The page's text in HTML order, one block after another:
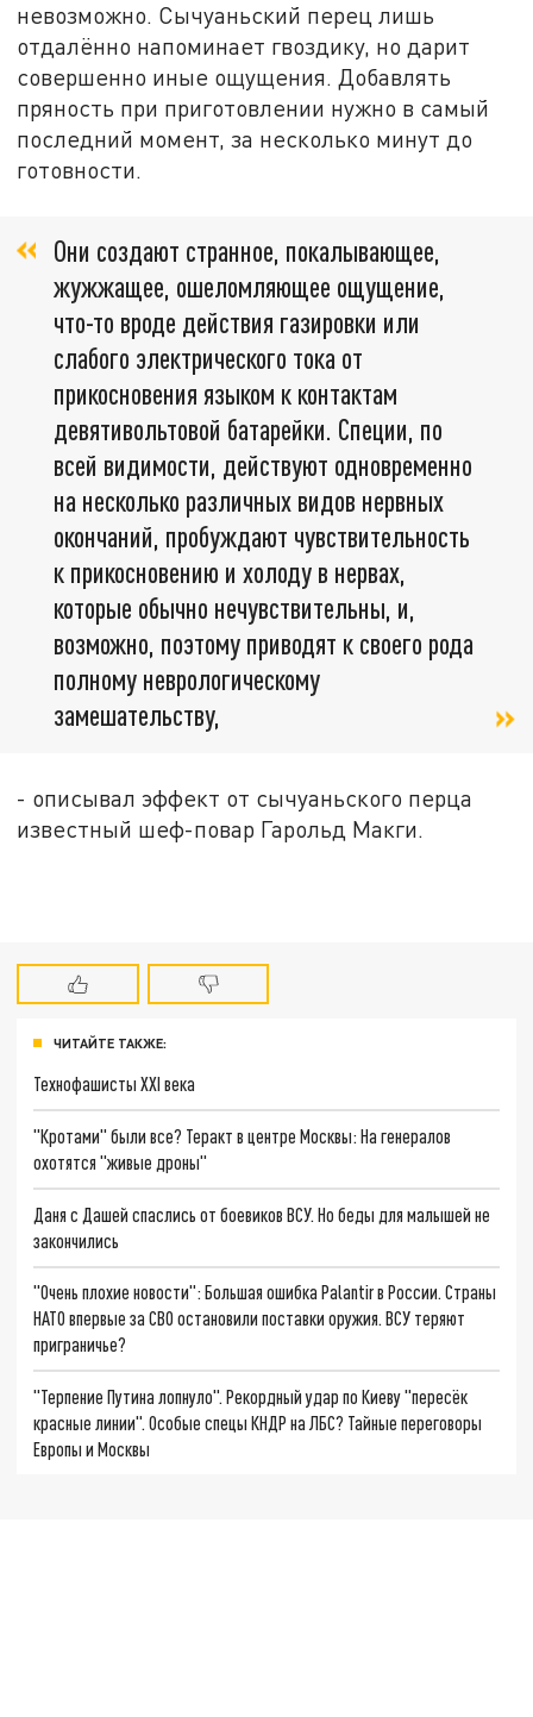
невозможно. Сычуаньский перец лишь
отдалённо напоминает гвоздику, но дарит
совершенно иные ощущения. Добавлять
пряность при приготовлении нужно в самый
последний момент, за несколько минут до
готовности.
Они создают странное, покалывающее,
жужжащее, ошеломляющее ощущение,
что-то вроде действия газировки или
слабого электрического тока от
прикосновения языком к контактам
девятивольтовой батарейки. Специи, по
всей видимости, действуют одновременно
на несколько различных видов нервных
окончаний, пробуждают чувствительность
к прикосновению и холоду в нервах,
которые обычно нечувствительны, и,
возможно, поэтому приводят к своего рода
полному неврологическому
замешательству,
- описывал эффект от сычуаньского перца
известный шеф-повар Гарольд Макги.
ЧИТАЙТЕ ТАКЖЕ:
Технофашисты XXI века
"Кротами" были все? Теракт в центре Москвы: На генералов
охотятся "живые дроны"
Даня с Дашей спаслись от боевиков ВСУ. Но беды для малышей не
закончились
"Очень плохие новости": Большая ошибка Palantir в России. Страны
НАТО впервые за СВО остановили поставки оружия. ВСУ теряют
приграничье?
"Терпение Путина лопнуло". Рекордный удар по Киеву "пересёк
красные линии". Особые спецы КНДР на ЛБС? Тайные переговоры
Европы и Москвы